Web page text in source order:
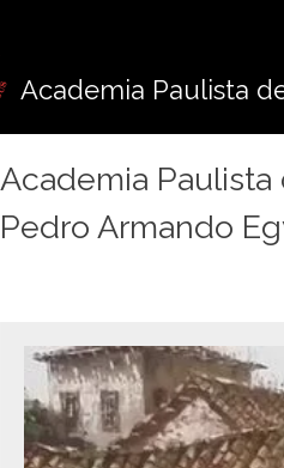
Academia Paulista
Academia
Pedro Armando